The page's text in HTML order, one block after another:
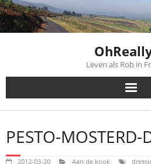
Skip
to
content
Leven als Rob in
PESTO-MOSTERD-
2012-03-20 Aan de kook